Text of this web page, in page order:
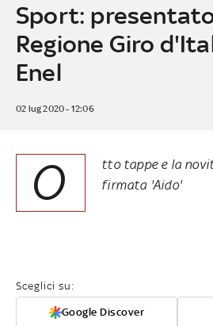
Sport:
Regione Giro
Enel
02 lug 2020 - 12:06
O
tto tappe e la
firmata 'Aido'
Sceglici su:
Google Discover